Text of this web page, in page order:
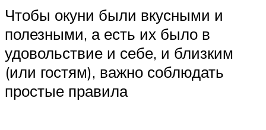
Чтобы окуни были вкусными и
полезными, а есть их было в
удовольствие и себе, и близким
(или гостям), важно соблюдать
простые правила